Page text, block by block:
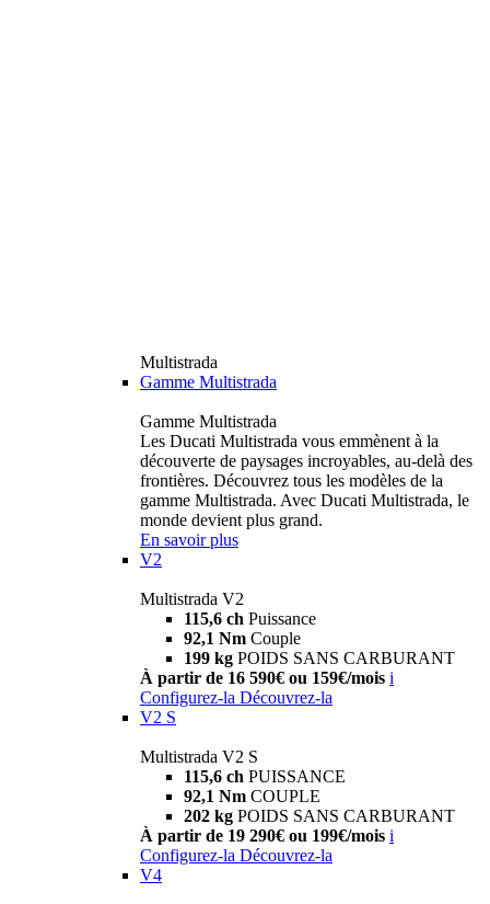
Multistrada
Gamme Multistrada
Gamme Multistrada
Les Ducati Multistrada vous emmènent à la
découverte de paysages incroyables, au-delà des
frontières. Découvrez tous les modèles de la
gamme Multistrada. Avec Ducati Multistrada, le
monde devient plus grand.
En savoir plus
V2
Multistrada V2
115,6 ch Puissance
92,1 Nm Couple
199 kg POIDS SANS CARBURANT
À partir de 16 590€ ou 159€/mois i
Configurez-la Découvrez-la
V2 S
Multistrada V2 S
115,6 ch PUISSANCE
92,1 Nm COUPLE
202 kg POIDS SANS CARBURANT
À partir de 19 290€ ou 199€/mois i
Configurez-la Découvrez-la
V4